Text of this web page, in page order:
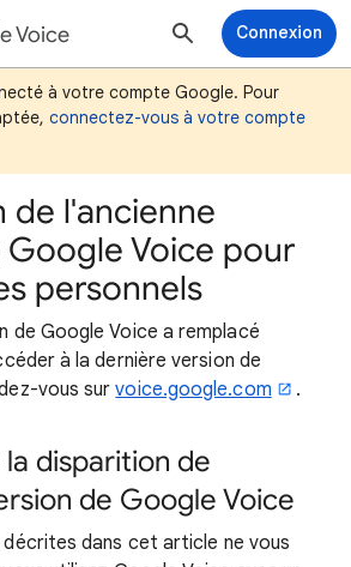
Voice Connexion
à votre compte Google. Pour
connectez-vous à votre compte
de l'ancienne
Voice pour
personnels
de Google Voice a remplacé
à la dernière version de
vous survoice.google.com .
disparition de
de Google Voice
dans cet article ne vous